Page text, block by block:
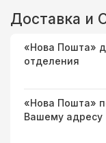
Доставка и
«Нова Пошта»
отделения
«Нова Пошта»
Вашему адресу